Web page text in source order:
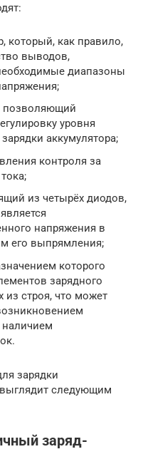
который, как правило,
выводов,
диапазоны
позволяющий
уровня
аккумулятора;
контроля за
из четырёх диодов,
напряжения в
его выпрямления;
которого
зарядного
из строя, что может
наличием
зарядки
следующим
заряд-